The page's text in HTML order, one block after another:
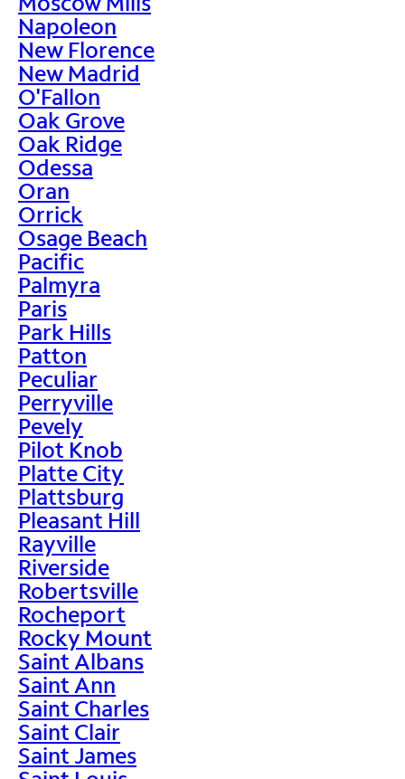
Napoleon
New Florence
New Madrid
O'Fallon
Oak Grove
Oak Ridge
Odessa
Oran
Orrick
Osage Beach
Pacific
Palmyra
Paris
Park Hills
Patton
Peculiar
Perryville
Pevely
Pilot Knob
Platte City
Plattsburg
Pleasant Hill
Rayville
Riverside
Robertsville
Rocheport
Rocky Mount
Saint Albans
Saint Ann
Saint Charles
Saint Clair
Saint James